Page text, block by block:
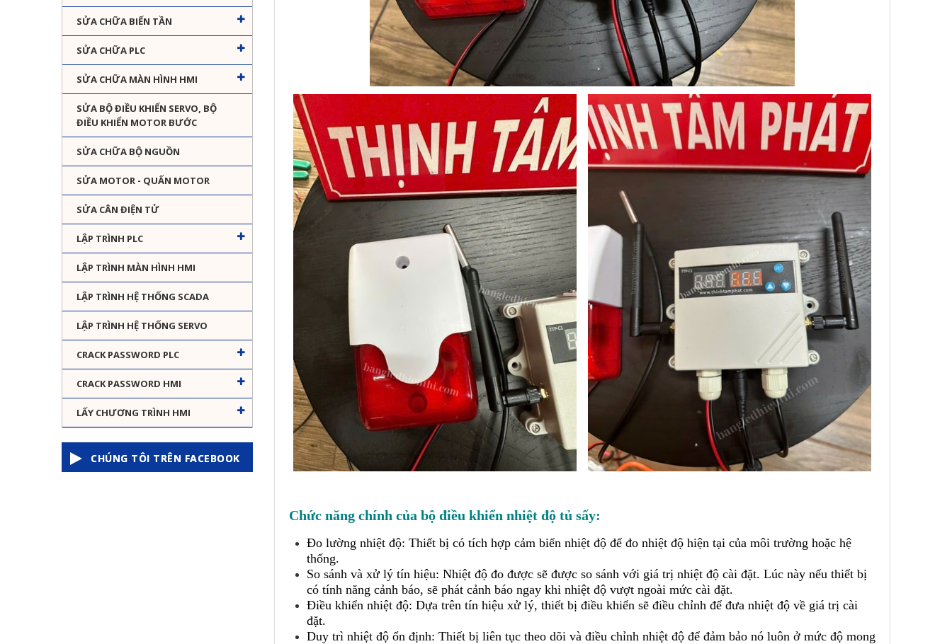
SỬA CHỮA BIẾN TẦN
SỬA CHỮA PLC
SỬA CHỮA MÀN HÌNH HMI
SỬA BỘ ĐIỀU KHIỂN SERVO, BỘ
ĐIỀU KHIỂN MOTOR BƯỚC
SỬA CHỮA BỘ NGUỒN
SỬA MOTOR - QUẤN MOTOR
SỬA CÂN ĐIỆN TỬ
LẬP TRÌNH PLC
LẬP TRÌNH MÀN HÌNH HMI
LẬP TRÌNH HỆ THỐNG SCADA
LẬP TRÌNH HỆ THỐNG SERVO
CRACK PASSWORD PLC
CRACK PASSWORD HMI
LẤY CHƯƠNG TRÌNH HMI
CHÚNG TÔI TRÊN FACEBOOK
Chức năng chính của bộ điều khiển nhiệt độ tủ sấy:
Đo lường nhiệt độ: Thiết bị có tích hợp cảm biến nhiệt độ để đo nhiệt độ hiện tại của môi trường hoặc hệ
thống.
So sánh và xử lý tín hiệu: Nhiệt độ đo được sẽ được so sánh với giá trị nhiệt độ cài đặt. Lúc này nếu thiết bị
có tính năng cảnh báo, sẽ phát cảnh báo ngay khi nhiệt độ vượt ngoài mức cài đặt.
Điều khiển nhiệt độ: Dựa trên tín hiệu xử lý, thiết bị điều khiển sẽ điều chỉnh để đưa nhiệt độ về giá trị cài
đặt.
Duy trì nhiệt độ ổn định: Thiết bị liên tục theo dõi và điều chỉnh nhiệt độ để đảm bảo nó luôn ở mức độ mong